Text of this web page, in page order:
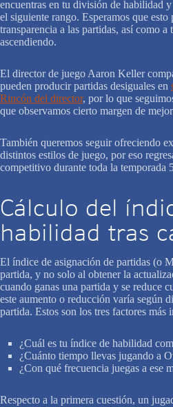
encuentras en tu división de habilidad
el siguiente rango. Esperamos que
transparencia a las partidas, así como
ascendiendo.
El director de juego Aaron Keller
pueden producir partidas desiguales en
Rincón del director, por lo que
que observamos cierto margen de
También queremos seguir ofreciendo
distintos estilos de juego, por eso
competitivo durante toda la temporada
Cálculo del
habilidad tras
El índice de asignación de partidas (o
partida, y no solo al obtener la
cuando ganas una partida y se reduce
este aumento o reducción varía según
partida. Estos son los tres factores más
¿Cuál es tu índice de habilidad
¿Cuánto tiempo llevas jugando a
¿Con qué frecuencia juegas a ese
Respecto a la primera cuestión, un